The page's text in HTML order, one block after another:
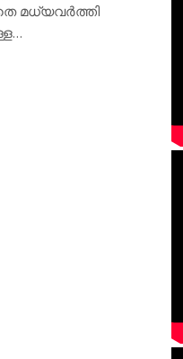
മധ്യവര്‍ത്തി